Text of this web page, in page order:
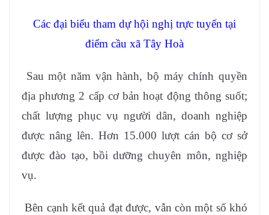
Các đại biểu tham dự hội nghị trực tuyến tại
điểm cầu xã Tây Hoà
Sau một năm vận hành, bộ máy chính quyền
địa phương 2 cấp cơ bản hoạt động thông suốt;
chất lượng phục vụ người dân, doanh nghiệp
được nâng lên. Hơn 15.000 lượt cán bộ cơ sở
được đào tạo, bồi dưỡng chuyên môn, nghiệp
vụ.
Bên cạnh kết quả đạt được, vẫn còn một số khó